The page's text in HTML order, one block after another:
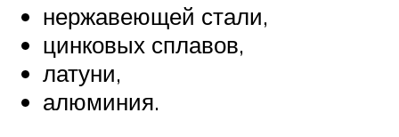
нержавеющей стали,
цинковых сплавов,
латуни,
алюминия.